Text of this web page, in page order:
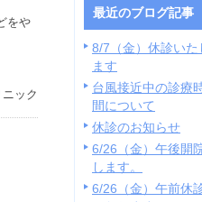
をや
ック
最近のブログ記事
8/7（金）休診いた
ます
台風接近中の診療
間について
休診のお知らせ
6/26（金）午後開
します。
6/26（金）午前休